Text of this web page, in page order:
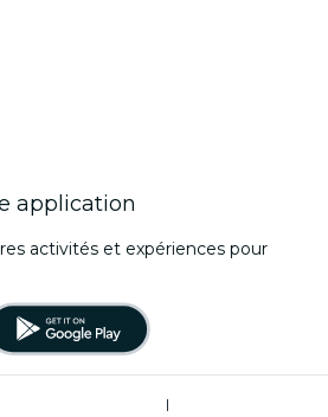
application
activités et expériences pour
|